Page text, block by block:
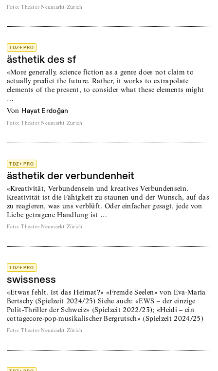
Foto: Theater Neumarkt Zürich
TDZ+ PRO
ästhetik des sf
«More generally, science fiction as a genre does not claim to
actually predict the future. Rather, it works to extrapolate
elements of the present, to consider what these elements might
…
von Hayat Erdoğan
Foto: Theater Neumarkt Zürich
TDZ+ PRO
ästhetik der verbundenheit
«Kreativität, Verbundensein und kreatives Verbundensein.
Kreativität ist die Fähigkeit zu staunen und der Wunsch, auf das
zu reagieren, was uns verblüft. Oder einfacher gesagt, jede von
Liebe getragene Handlung ist …
Foto: Theater Neumarkt Zürich
TDZ+ PRO
swissness
«Etwas fehlt. Ist das Heimat?» «Fremde Seelen» von Eva-Maria
Bertschy (Spielzeit 2024/25) Siehe auch: «EWS – der einzige
Polit-Thriller der Schweiz» (Spielzeit 2022/23); «Heidi – ein
cottagecore-pop-musikalischer Bergrutsch» (Spielzeit 2024/25)
Foto: Theater Neumarkt Zürich